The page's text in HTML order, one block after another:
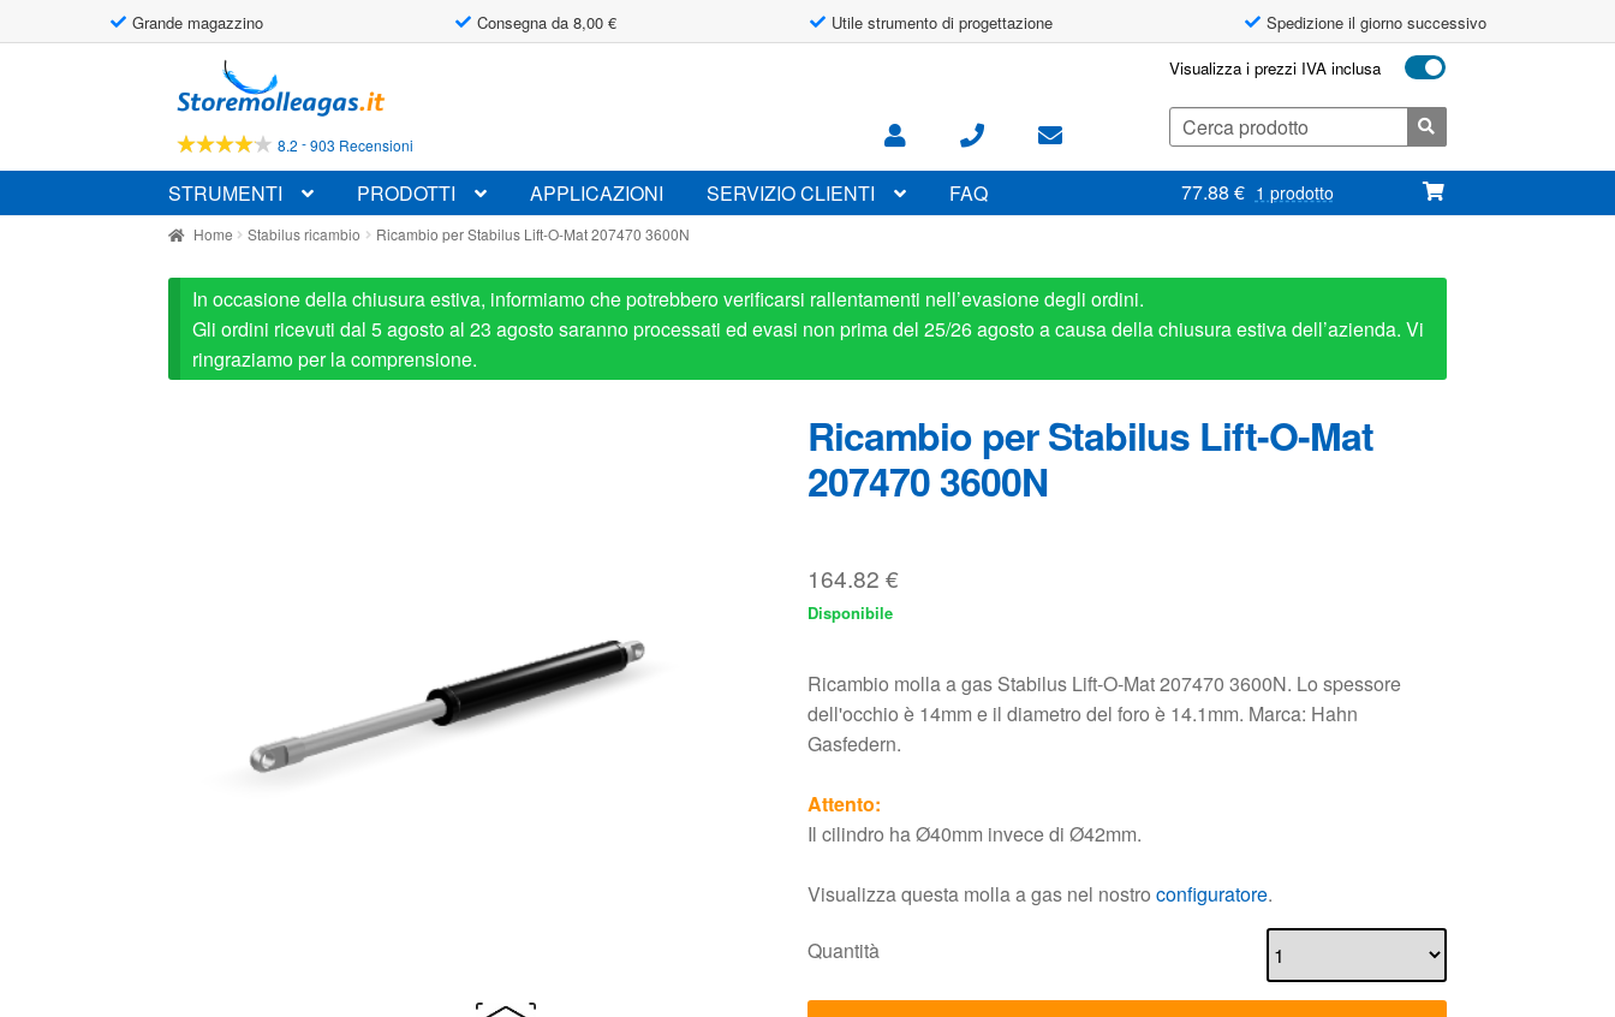
Grande magazzino Consegna da 8,00 € Utile strumento di progettazione Spedizione il giorno successivo
alla
navigazione
al
contenuto
8.2 -903 Recensioni
Visualizza i prezzi IVA inclusa
Cerca:
STRUMENTI PRODOTTI APPLICAZIONI SERVIZIO CLIENTI FAQ 77.88 € 1 prodotto
Home Stabilus ricambio Ricambio per Stabilus Lift-O-Mat 207470 3600N
In occasione della chiusura estiva, informiamo che potrebbero verificarsi rallentamenti nell’evasione degli ordini.
Gli ordini ricevuti dal 5 agosto al 23 agosto saranno processati ed evasi non prima del 25/26 agosto a causa della chiusura estiva dell’azienda. Vi
ringraziamo per la comprensione.
Ricambio per Stabilus Lift-O-Mat
207470 3600N
164.82 €
Disponibile
Ricambio molla a gas Stabilus Lift-O-Mat 207470 3600N. Lo spessore
dell'occhio è 14mm e il diametro del foro è 14.1mm. Marca: Hahn
Gasfedern.
Attento:
Il cilindro ha Ø40mm invece di Ø42mm.
Visualizza questa molla a gas nel nostro configuratore.
Quantità